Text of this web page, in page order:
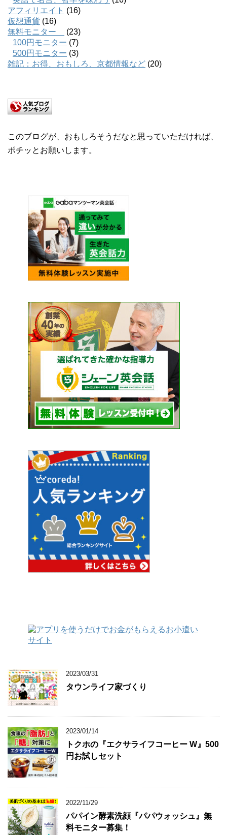
アフィリエイト (16)
仮想通貨 (16)
無料モニター
(23)
100円モニター (7)
500円モニター (3)
雑記：お得、おもしろ、京都情報など (20)
このブログが、おもしろそうだなと思っていただければ、
ポチッとお願いします。
2023/01/14